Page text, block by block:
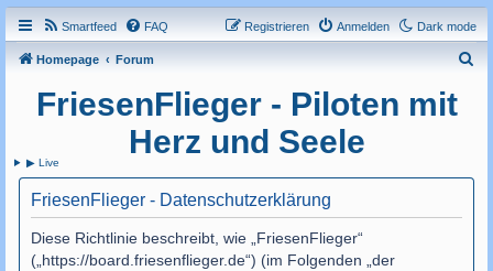
Dark mode
Smartfeed FAQ Anmelden
Registrieren
Homepage Forum
FriesenFlieger - Piloten mit
Herz und Seele
▶ Live
FriesenFlieger - Datenschutzerklärung
Diese Richtlinie beschreibt, wie „FriesenFlieger“
(„https://board.friesenflieger.de“) (im Folgenden „der